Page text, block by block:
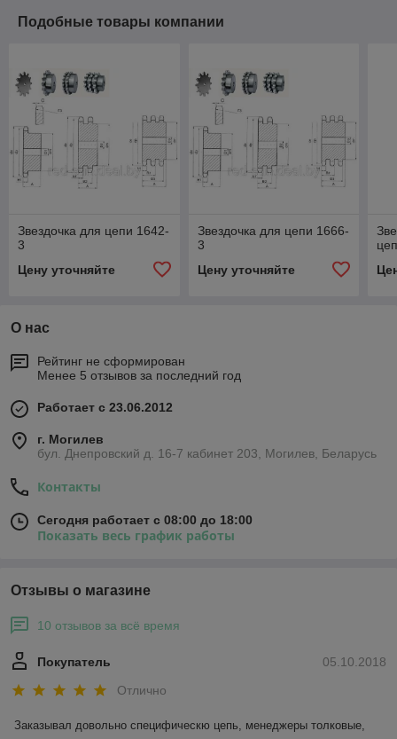
Подобные товары компании
Звездочка для цепи 1642-
3
Цену уточняйте
Звездочка для цепи 1666-
3
Цену уточняйте
О нас
Рейтинг не сформирован
Менее 5 отзывов за последний год
Работает с 23.06.2012
г. Могилев
бул. Днепровский д. 16-7 кабинет 203, Могилев, Беларусь
Контакты
Сегодня работает с 08:00 до 18:00
Показать весь график работы
Отзывы о магазине
10 отзывов за всё время
05.10.2018
Покупатель
Отлично
Заказывал довольно специфическю цепь, менеджеры толковые,